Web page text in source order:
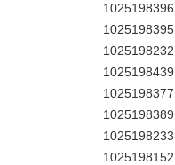
1025198396
1025198395
1025198232
1025198439
1025198377
1025198389
1025198233
1025198152